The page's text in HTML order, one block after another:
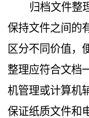
归档文件整
保持文件之间的
区分不同价值，
整理应符合文档
机管理或计算机
保证纸质文件和